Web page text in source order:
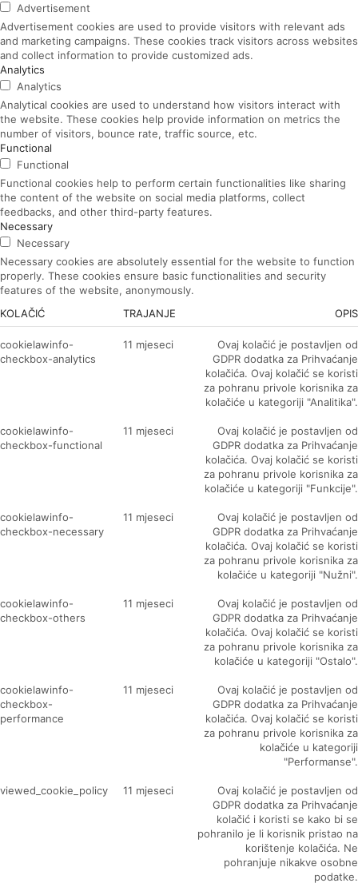
Advertisement
Advertisement cookies are used to provide visitors with relevant ads
and marketing campaigns. These cookies track visitors across websites
and collect information to provide customized ads.
Analytics
Analytics
Analytical cookies are used to understand how visitors interact with
the website. These cookies help provide information on metrics the
number of visitors, bounce rate, traffic source, etc.
Functional
Functional
Functional cookies help to perform certain functionalities like sharing
the content of the website on social media platforms, collect
feedbacks, and other third-party features.
Necessary
Necessary
Necessary cookies are absolutely essential for the website to function
properly. These cookies ensure basic functionalities and security
features of the website, anonymously.
KOLAČIĆ
TRAJANJE OPIS
cookielawinfo-
checkbox-analytics
11 mjeseci
Ovaj kolačić je postavljen od
GDPR dodatka za Prihvaćanje
kolačića. Ovaj kolačić se koristi
za pohranu privole korisnika za
kolačiće u kategoriji "Analitika".
cookielawinfo-
checkbox-functional
11 mjeseci
Ovaj kolačić je postavljen od
GDPR dodatka za Prihvaćanje
kolačića. Ovaj kolačić se koristi
za pohranu privole korisnika za
kolačiće u kategoriji "Funkcije".
cookielawinfo-
checkbox-necessary
11 mjeseci
Ovaj kolačić je postavljen od
GDPR dodatka za Prihvaćanje
kolačića. Ovaj kolačić se koristi
za pohranu privole korisnika za
kolačiće u kategoriji "Nužni".
cookielawinfo-
checkbox-others
11 mjeseci
Ovaj kolačić je postavljen od
GDPR dodatka za Prihvaćanje
kolačića. Ovaj kolačić se koristi
za pohranu privole korisnika za
kolačiće u kategoriji "Ostalo".
cookielawinfo-
checkbox-
performance
11 mjeseci
Ovaj kolačić je postavljen od
GDPR dodatka za Prihvaćanje
kolačića. Ovaj kolačić se koristi
za pohranu privole korisnika za
kolačiće u kategoriji
"Performanse".
viewed_cookie_policy 11 mjeseci
Ovaj kolačić je postavljen od
GDPR dodatka za Prihvaćanje
kolačić i koristi se kako bi se
pohranilo je li korisnik pristao na
korištenje kolačića. Ne
pohranjuje nikakve osobne
podatke.